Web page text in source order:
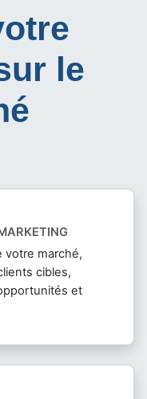
le
votre marché,
cibles,
et